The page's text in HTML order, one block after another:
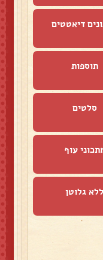
דיאטטים
תוספות
סלטים
עוף
ללא גלוטן